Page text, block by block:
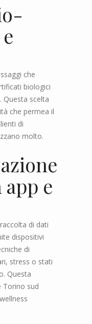
che
biologici
Questa scelta
che permea il
di
molto.
e
di dati
dispositivi
di
stress o stati
Questa
Torino sud